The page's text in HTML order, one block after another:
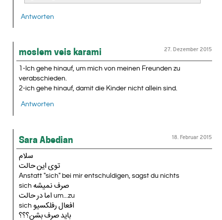
Antworten
moslem veis karami 27. Dezember 2015
1-Ich gehe hinauf, um mich von meinen Freunden zu
verabschieden.
2-ich gehe hinauf, damit die Kinder nicht allein sind.
Antworten
Sara Abedian 18. Februar 2015
سلام
توی این حالت
Anstatt "sich" bei mir entschuldigen, sagst du nichts
sich صرف نمیشه
اما در حالت um...zu
sich افعال رفلکسیو
باید صرف بشن؟؟؟